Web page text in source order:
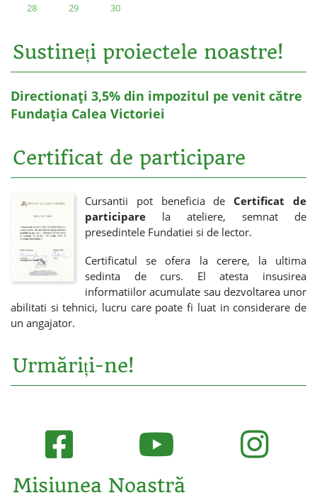
28
29 30
Sustineți proiectele noastre!
Directionați 3,5% din impozitul pe venit către
Fundația Calea Victoriei
Certificat de participare
Cursantii pot beneficia de Certificat de
participare la ateliere, semnat de
presedintele Fundatiei si de lector.
Certificatul se ofera la cerere, la ultima
sedinta de curs. El atesta insusirea
informatiilor acumulate sau dezvoltarea unor
abilitati si tehnici, lucru care poate fi luat in considerare de
un angajator.
Urmăriți-ne!
Misiunea Noastră